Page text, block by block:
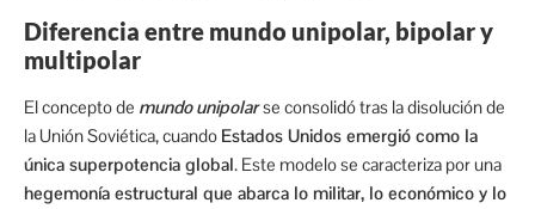
Diferencia entre mundo unipolar, bipolar y
multipolar
El concepto de mundo unipolar se consolidó tras la disolución de
la Unión Soviética, cuando Estados Unidos emergió como la
única superpotencia global. Este modelo se caracteriza por una
hegemonía estructural que abarca lo militar, lo económico y lo